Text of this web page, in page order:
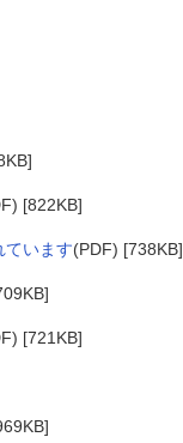
[822KB]
ています(PDF) [738KB]
[721KB]